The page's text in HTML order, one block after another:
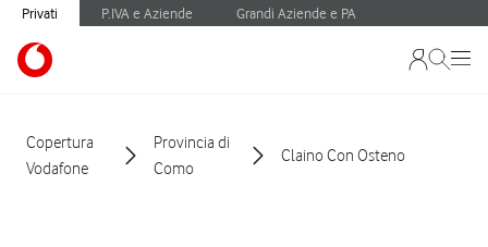
Privati P.IVA e Aziende Grandi Aziende e PA
Copertura
Vodafone
Provincia di
Como
Claino Con Osteno